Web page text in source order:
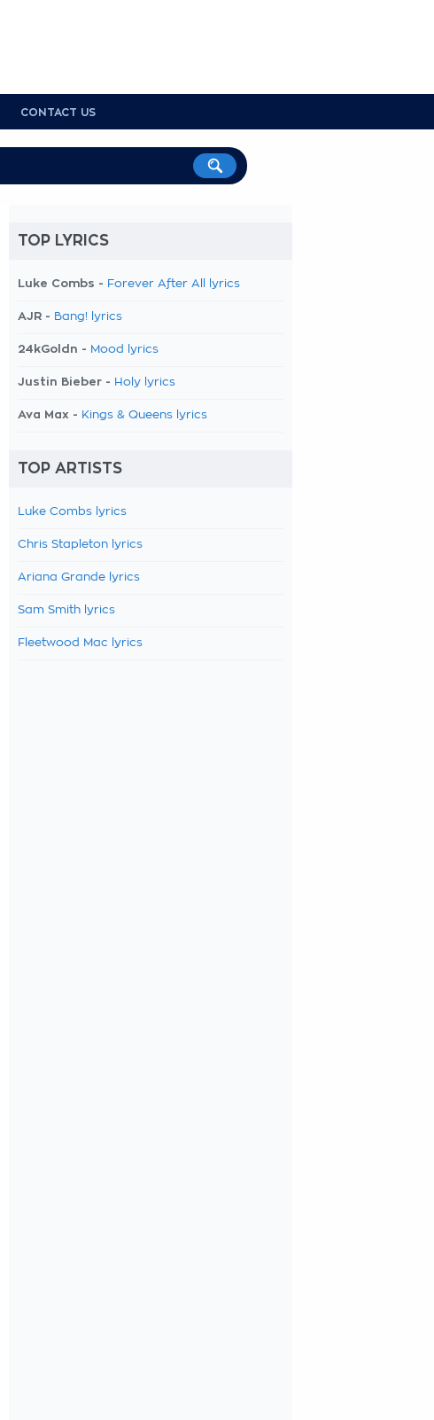
CONTACT US
TOP LYRICS
Luke Combs - Forever After All lyrics
AJR - Bang! lyrics
24kGoldn - Mood lyrics
Justin Bieber - Holy lyrics
Ava Max - Kings & Queens lyrics
TOP ARTISTS
Luke Combs lyrics
Chris Stapleton lyrics
Ariana Grande lyrics
Sam Smith lyrics
Fleetwood Mac lyrics